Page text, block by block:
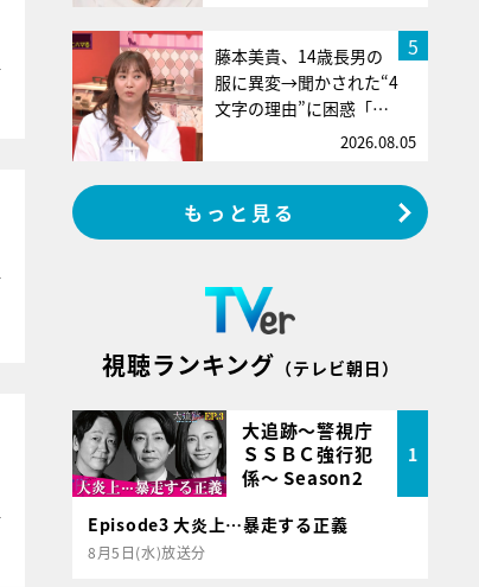
5
藤本美貴、14歳長男の
服に異変→聞かされた“4
文字の理由”に困惑「…
2026.08.05
もっと見る
視聴ランキング （テレビ朝日）
大追跡～警視庁
ＳＳＢＣ強行犯
係～ Season2
1
Episode3 大炎上…暴走する正義
8月5日(水)放送分